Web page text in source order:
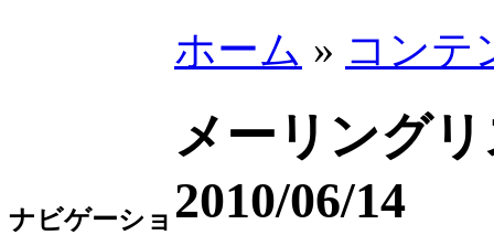
ナビゲーショ
ホーム » コンテ
メーリング
2010/06/14